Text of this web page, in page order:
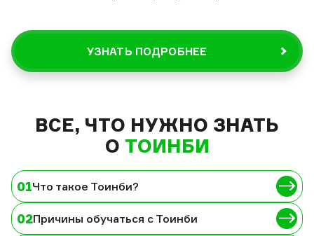
УЗНАТЬ ПОДРОБНЕЕ
ВСЕ, ЧТО НУЖНО ЗНАТЬ
О ТОИНБИ
01Что такое Тоинби?
02Причины обучаться с Тоинби